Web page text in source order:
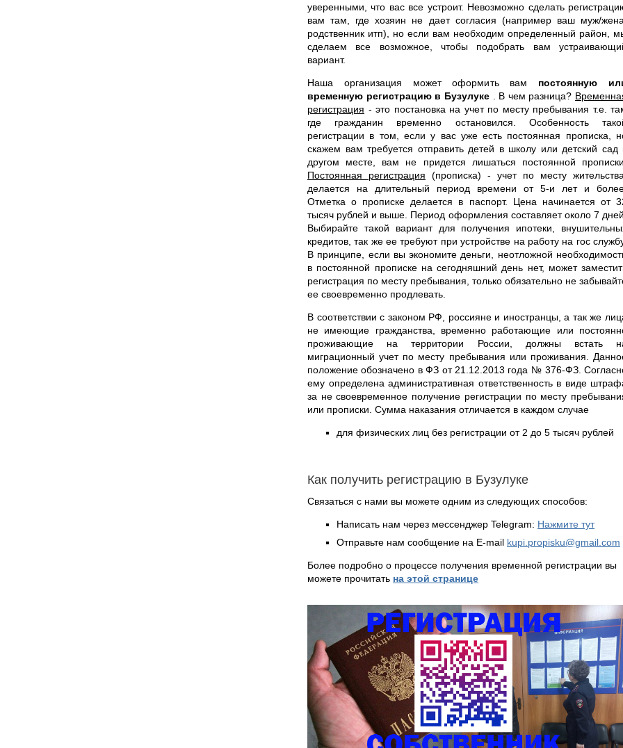
уверенными, что вас все устроит. Невозможно сделать
вам там, где хозяин не дает согласия (например ваш муж/
родственник итп), но если вам необходим определенный район,
сделаем все возможное, чтобы подобрать вам
вариант.
Наша организация может оформить вам постоянную
временную регистрацию в Бузулуке
. В чем разница?
регистрация - это постановка на учет по месту пребывания т.е.
где гражданин временно остановился. Особенность
регистрации в том, если у вас уже есть постоянная прописка,
скажем вам требуется отправить детей в школу или детский сад
другом месте, вам не придется лишаться постоянной прописки.
Постоянная регистрация (прописка) - учет по месту жительства,
делается на длительный период времени от 5-и лет и
Отметка о прописке делается в паспорт. Цена начинается от
тысяч рублей и выше. Период оформления составляет около 7 дней.
Выбирайте такой вариант для получения ипотеки,
кредитов, так же ее требуют при устройстве на работу на гос
В принципе, если вы экономите деньги, неотложной
в постоянной прописке на сегодняшний день нет, может
регистрация по месту пребывания, только обязательно не
ее своевременно продлевать.
В соответствии с законом РФ, россияне и иностранцы, а так же
не имеющие гражданства, временно работающие или
проживающие на территории России, должны встать
миграционный учет по месту пребывания или проживания.
положение обозначено в ФЗ от 21.12.2013 года № 376-ФЗ.
ему определена административная ответственность в виде
за не своевременное получение регистрации по месту
или прописки. Сумма наказания отличается в каждом случае
для физических лиц без регистрации от 2 до 5 тысяч рублей
Как получить регистрацию в Бузулуке
Связаться с нами вы можете одним из следующих способов:
Написать нам через мессенджер Telegram: Нажмите тут
Отправьте нам сообщение на E-mail kupi.propisku@gmail.com
Более подробно о процессе получения временной регистрации вы
можете прочитать на этой странице